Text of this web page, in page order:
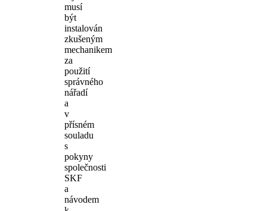
musí
být
instalován
zkušeným
mechanikem
za
použití
správného
nářadí
a
v
přísném
souladu
s
pokyny
společnosti
SKF
a
návodem